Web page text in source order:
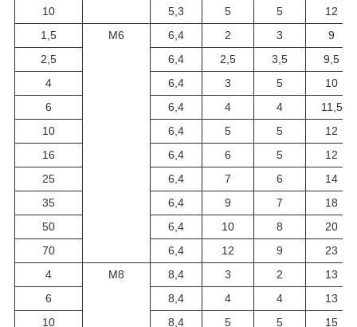
10
5,3 5 5
12
1,5
М6 6,4 2 3
9
2,5
6,4 2,5 3,5
9,5
4
6,4 3 5
10
6
6,4 4 4
11,5
10
6,4 5 5
12
16
6,4 6 5
12
25
6,4 7 6
14
35
6,4 9 7
18
50
6,4 10 8
20
70
6,4 12 9
23
4
М8 8,4 3 2
13
6
8,4 4 4
13
10
8,4 5 5 15